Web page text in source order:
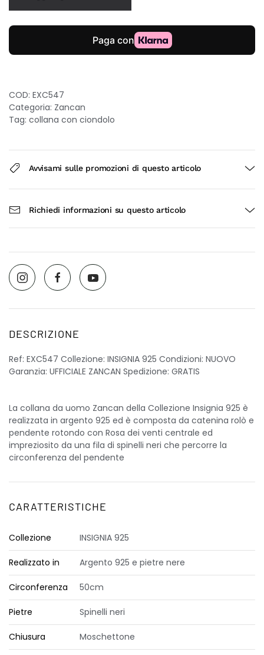
argento
con
dei
neri
quantità
COD: EXC547
Categoria: Zancan
Tag: collana con ciondolo
Avvisami sulle promozioni di questo articolo
Richiedi informazioni su questo articolo
DESCRIZIONE
Ref: EXC547 Collezione: INSIGNIA 925 Condizioni: NUOVO
Garanzia: UFFICIALE ZANCAN Spedizione: GRATIS
La collana da uomo Zancan della Collezione Insignia 925 è
realizzata in argento 925 ed è composta da catenina rolò e
pendente rotondo con Rosa dei venti centrale ed
impreziosito da una fila di spinelli neri che percorre la
circonferenza del pendente
CARATTERISTICHE
Collezione INSIGNIA 925
Realizzato in Argento 925 e pietre nere
Circonferenza 50cm
Pietre Spinelli neri
Chiusura Moschettone